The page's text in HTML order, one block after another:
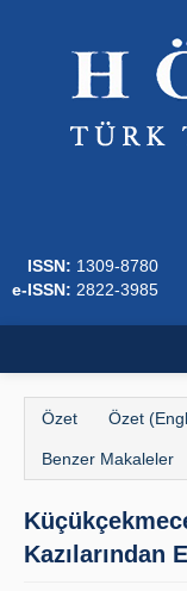
ISSN: 1309-8780
e-ISSN: 2822-3985
Dergi Kurulları
Yazım Kuralları
Özet Özet
Benzer Makaleler
Kazılarından